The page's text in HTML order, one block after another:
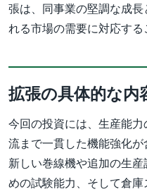
張は、同事業の堅調な成
れる市場の需要に対応する
拡張の具体的な内
今回の投資には、生産能
流まで一貫した機能強化が
新しい巻線機や追加の生
めの試験能力、そして倉